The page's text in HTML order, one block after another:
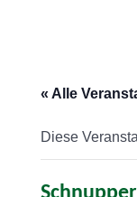
« Alle
Diese